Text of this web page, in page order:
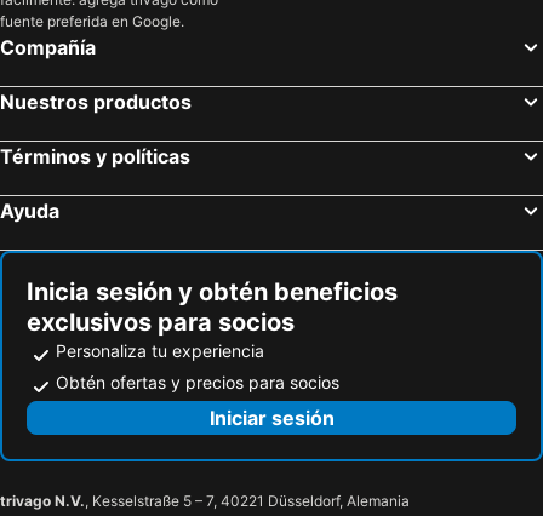
fuente preferida en Google.
Compañía
Nuestros productos
Términos y políticas
Ayuda
Inicia sesión y obtén beneficios
exclusivos para socios
Personaliza tu experiencia
Obtén ofertas y precios para socios
Iniciar sesión
trivago N.V., Kesselstraße 5 – 7, 40221 Düsseldorf, Alemania